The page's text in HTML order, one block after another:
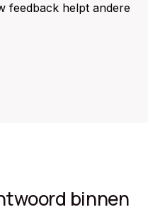
feedback helpt andere
binnen